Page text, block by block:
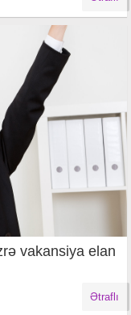
vakansiya elan
Ətraflı